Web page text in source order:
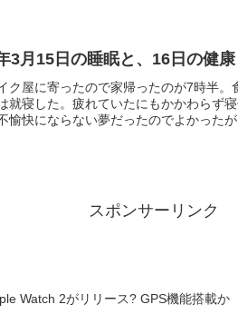
3月15日の睡眠と、16日の健康
ク屋に寄ったので家帰ったのが7時半
就寝した。疲れていたにもかかわらず
愉快にならない夢だったのでよかった
スポンサーリンク
Watch 2がリリース? GPS機能搭載か